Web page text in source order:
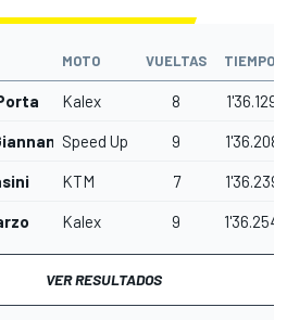
MOTO VUELTAS TIEMPO
Kalex 8 1'36.129
Speed Up 9 1'36.208
KTM 7 1'36.239
Kalex 9 1'36.254
VER RESULTADOS